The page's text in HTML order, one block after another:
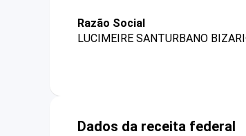
Razão Social
LUCIMEIRE SANTURBANO
Dados da receita federal